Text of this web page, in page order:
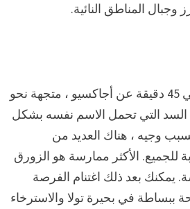
وجبال المناطق النائية.
تولا هي قرية تبعد حوالي 45 دقيقة عن أجاكسيو ، متجهة نحو
السد التي تحمل الاسم نفسه بشكل
وجيه ، هناك العديد من
للجميع. الأكثر ممارسة هو الزورق
يمكنك بعد ذلك اغتنام الفرصة
ببساطة في بحيرة تولا والاسترخاء